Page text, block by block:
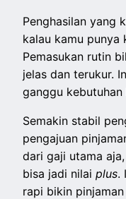
Penghasilan yang
kalau kamu punya
Pemasukan rutin
jelas dan terukur.
ganggu kebutuhan
Semakin stabil
pengajuan
dari gaji utama
bisa jadi nilaiplus.
rapi bikin